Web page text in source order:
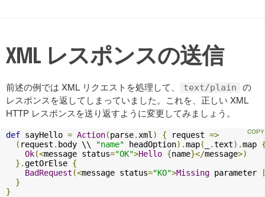
XML レスポンスの送信
前述の例では XML リクエストを処理して、 text/plain
の
レスポンスを返してしまっていました。これを、正しい XML
HTTP レスポンスを送り返すように変更してみましょう。
def sayHello = Action(parse. xml ) { request =>
( request . body \\ "name" headOption).map( .text).map
Ok(<message status="OK">Hello {name}</message>)
}.getOrElse {
BadRequest (<message status="KO">Missing parameter
}
}